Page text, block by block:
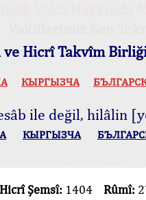
Hicrî Takvîm
КЫPГЫЗЧA
ile değil, hilâlin
КЫPГЫЗЧA
Hicrî Şemsî: 1404 Rûmî: